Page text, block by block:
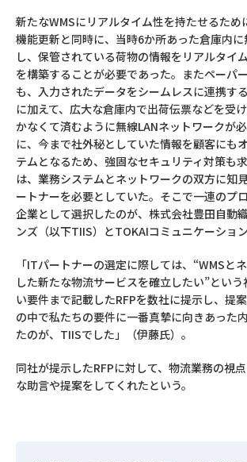
新たなWMSにリアルタイム性を持たせるため
機能更新と同時に、当時6か所あった倉庫内に
し、保管されている荷物の情報をリアルタイ
を構築することが必要であった。またペーパ
も、入力されたデータをシームレスに連携す
に加えて、広大な倉庫内で出荷伝票などを受
かなくて済むように無線LANネットワークが
に、今まで社外秘としていた情報を顧客にも
テムとなるため、強固なセキュリティ対策も
は、業務システムとネットワークの双方に知
ートナーを必要としていた。そこで一連のプ
企業として選択したのが、株式会社豊田自動
ンズ（以下TIIS）とTOKAIコミュニケーション
「ITパートナーの選定に際しては、“WMSと
した新たな物流サービスを確立したい”とい
い要件まで記載したRFPを数社に提示し、提
の中で私たちの要件に一番真摯に向きあった
たのが、TIISでした」（伊藤氏）。
同社が提示したRFPに対して、物流業務の視
な助言や提案をしてくれたという。